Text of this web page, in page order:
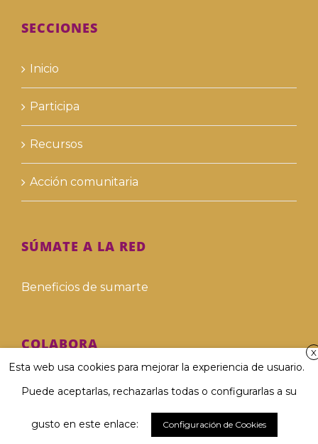
SECCIONES
Inicio
Participa
Recursos
Acción comunitaria
SÚMATE A LA RED
Beneficios de sumarte
COLABORA
Hazte voluntari@
Hazte donante
X
Esta web usa cookies para mejorar la experiencia de usuario.
Puede aceptarlas, rechazarlas todas o configurarlas a su
gusto en este enlace: Configuración de Cookies